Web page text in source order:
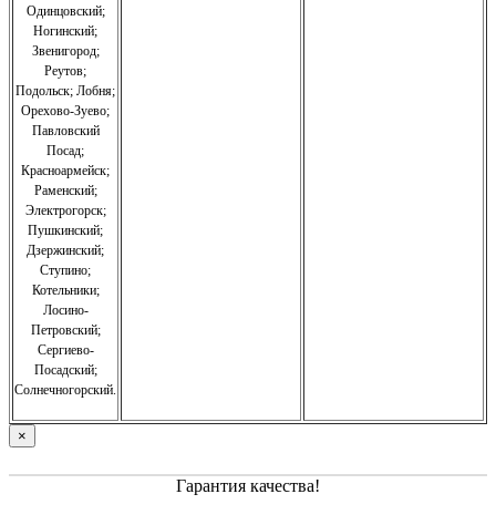
Одинцовский;
Ногинский;
Звенигород;
Реутов;
Подольск; Лобня;
Орехово-Зуево;
Павловский
Посад;
Красноармейск;
Раменский;
Электрогорск;
Пушкинский;
Дзержинский;
Ступино;
Котельники;
Лосино-
Петровский;
Сергиево-
Посадский;
Солнечногорский.
×
Гарантия качества!